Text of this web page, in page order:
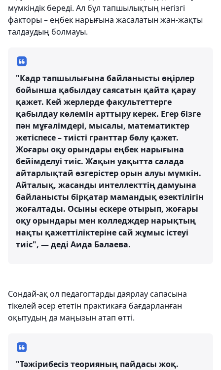
мүмкіндік береді. Ал бұл тапшылықтың негізгі
факторы – еңбек нарығына жасалатын жан-жақты
талдаудың болмауы.
"Кадр тапшылығына байланысты өңірлер
бойынша қабылдау саясатын қайта қарау
қажет. Кей жерлерде факультеттерге
қабылдау көлемін арттыру керек. Егер бізге
пән мұғалімдері, мысалы, математиктер
жетіспесе – тиісті гранттар бөлу қажет.
Жоғары оқу орындары еңбек нарығына
бейімделуі тиіс. Жақын уақытта салада
айтарлықтай өзгерістер орын алуы мүмкін.
Айталық, жасанды интеллекттің дамуына
байланысты бірқатар мамандық өзектілігін
жоғалтады. Осыны ескере отырып, жоғары
оқу орындары мен колледждер нарықтың
нақты қажеттіліктеріне сай жұмыс істеуі
тиіс", — деді Аида Балаева.
Сондай-ақ ол педагогтарды даярлау сапасына
тікелей әсер ететін практикаға бағдарланған
оқытудың да маңызын атап өтті.
"Тәжірибесіз теорияның пайдасы жоқ.